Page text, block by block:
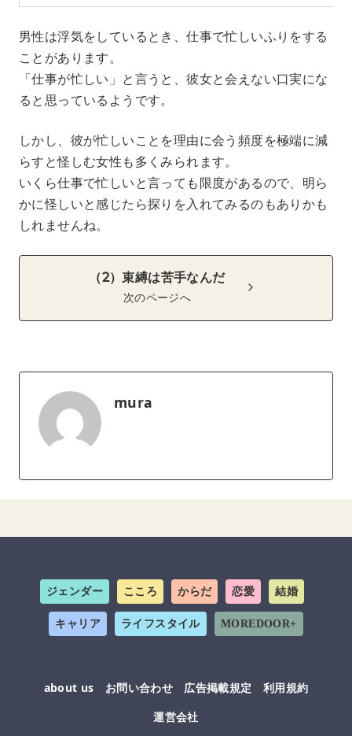
男性は浮気をしているとき、仕事で忙しいふりをする
ことがあります。
「仕事が忙しい」と言うと、彼女と会えない口実にな
ると思っているようです。
しかし、彼が忙しいことを理由に会う頻度を極端に減
らすと怪しむ女性も多くみられます。
いくら仕事で忙しいと言っても限度があるので、明ら
かに怪しいと感じたら探りを入れてみるのもありかも
しれませんね。
（2）束縛は苦手なんだ
次のページへ
mura
ジェンダー こころ からだ 恋愛 結婚
キャリア ライフスタイル MOREDOOR+
about us お問い合わせ 広告掲載規定
利用規約
運営会社